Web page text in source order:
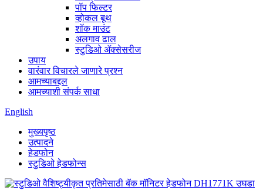
पॉप फिल्टर
व्होकल बूथ
शॉक माउंट
अलगाव ढाल
स्टुडिओ ॲक्सेसरीज
उपाय
वारंवार विचारले जाणारे प्रश्न
आमच्याबद्दल
आमच्याशी संपर्क साधा
English
मुख्यपृष्ठ
उत्पादने
हेडफोन
स्टुडिओ हेडफोन्स